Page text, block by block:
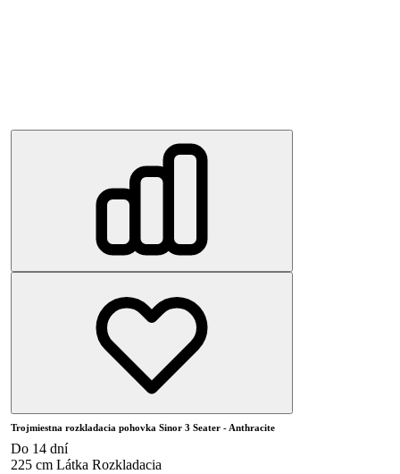
Trojmiestna rozkladacia pohovka Sinor 3 Seater - Anthracite
Do 14 dní
225 cm Látka Rozkladacia